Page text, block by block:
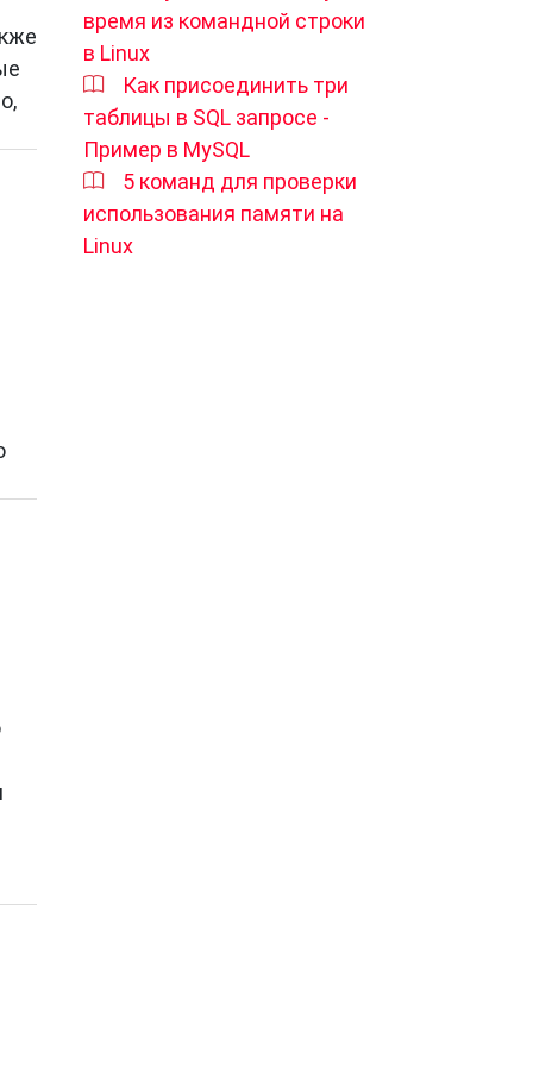
время из командной строки
в Linux
Как присоединить три
таблицы в SQL запросе -
Пример в MySQL
5 команд для проверки
использования памяти на
Linux